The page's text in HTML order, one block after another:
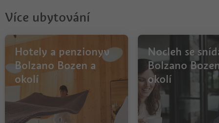
6
7
9
12
14
Více ubytování
Hotely a penzionyv
Bolzano Bozen a
okolí
Nocleh se
Bolzano
okolí